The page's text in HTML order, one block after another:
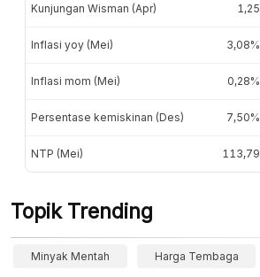
Kunjungan Wisman (Apr) 1,25
Inflasi yoy (Mei) 3,08%
Inflasi mom (Mei) 0,28%
Persentase kemiskinan (Des) 7,50%
NTP (Mei) 113,79
Topik Trending
Minyak Mentah Harga Tembaga